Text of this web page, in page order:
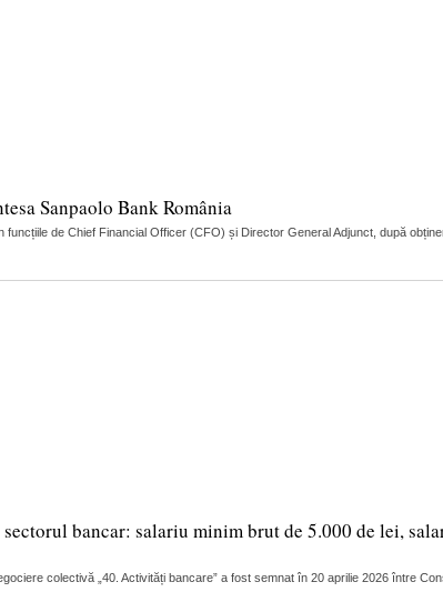
Sanpaolo Bank România
de Chief Financial Officer (CFO) și Director General Adjunct, după
bancar: salariu minim brut de 5.000 de lei,
colectivă „40. Activități bancare” a fost semnat în 20 aprilie 2026 între